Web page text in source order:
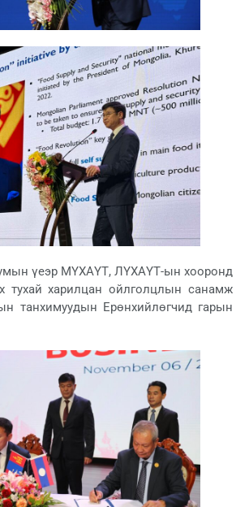
үеэр МҮХАҮТ, ЛҮХАҮТ-ын хооронд
тухай харилцан ойлголцлын санамж
танхимуудын Ерөнхийлөгчид гарын